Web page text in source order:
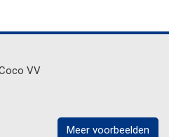
VV
Meer voorbeelden